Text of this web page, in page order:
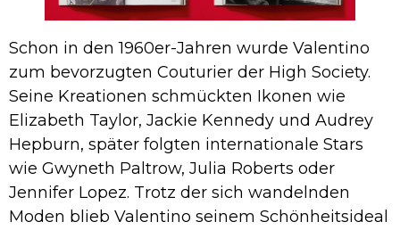
Schon in den 1960er-Jahren wurde Valentino
zum bevorzugten Couturier der High Society.
Seine Kreationen schmückten Ikonen wie
Elizabeth Taylor, Jackie Kennedy und Audrey
Hepburn, später folgten internationale Stars
wie Gwyneth Paltrow, Julia Roberts oder
Jennifer Lopez. Trotz der sich wandelnden
Moden blieb Valentino seinem Schönheitsideal